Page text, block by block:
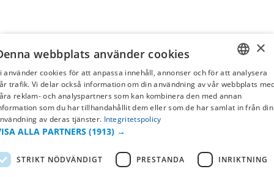
SWEDISH
FI
×
webbplats använder cookies
använder cookies för att anpassa innehåll, annonser och för att analysera
trafik. Vi delar också information om din användning av vår webbplats
reklam- och analyspartners som kan kombinera den med annan
som du har tillhandahållit dem eller som de har samlat in från din
av deras tjänster. Integritetspolicy
ALLA PARTNERS (1913) →
STRIKT NÖDVÄNDIGT PRESTANDA INRIKTNING